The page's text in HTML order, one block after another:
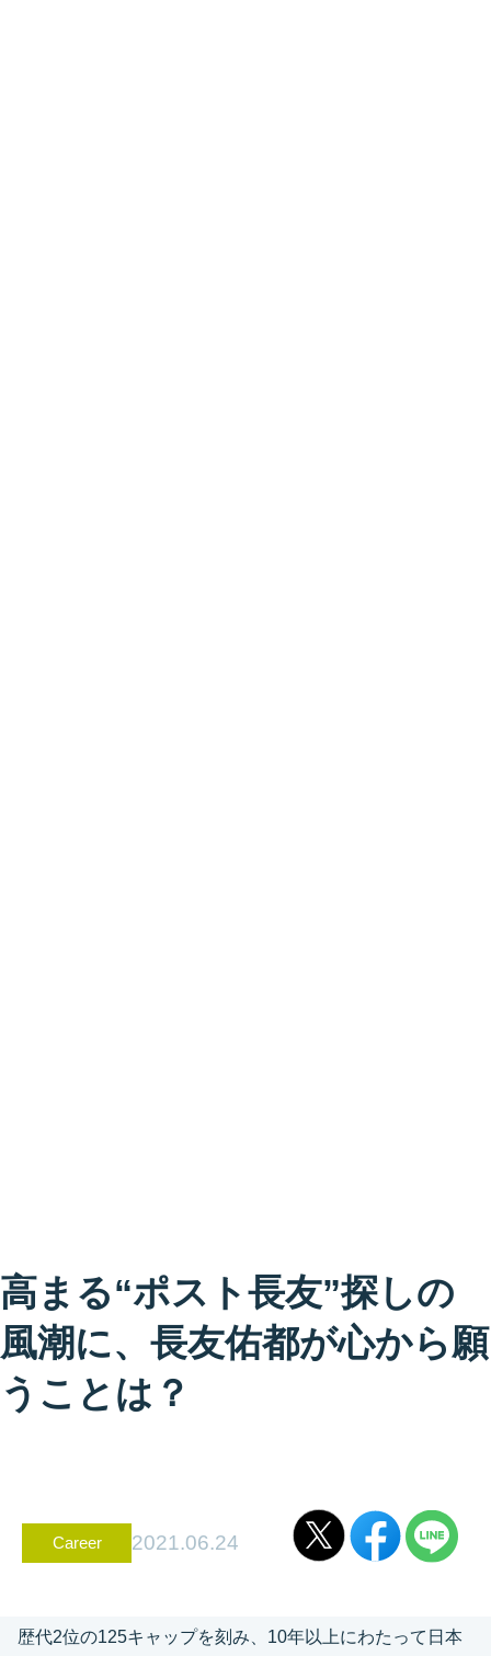
高まる“ポスト長友”探しの
風潮に、長友佑都が心から願
うことは？
Career 2021.06.24
歴代2位の125キャップを刻み、10年以上にわたって日本